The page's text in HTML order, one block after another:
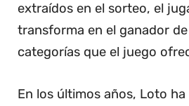
extraídos en el sorteo, el
transforma en el ganador
categorías que el juego
En los últimos años, Loto